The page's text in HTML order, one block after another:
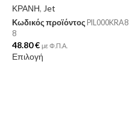
ΚΡΑΝΗ, Jet
Κωδικός προϊόντος PIL000KRA8
8
48.80€ με Φ.Π.Α.
Επιλογή